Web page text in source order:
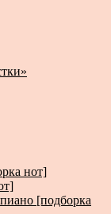
нот]
[подборка